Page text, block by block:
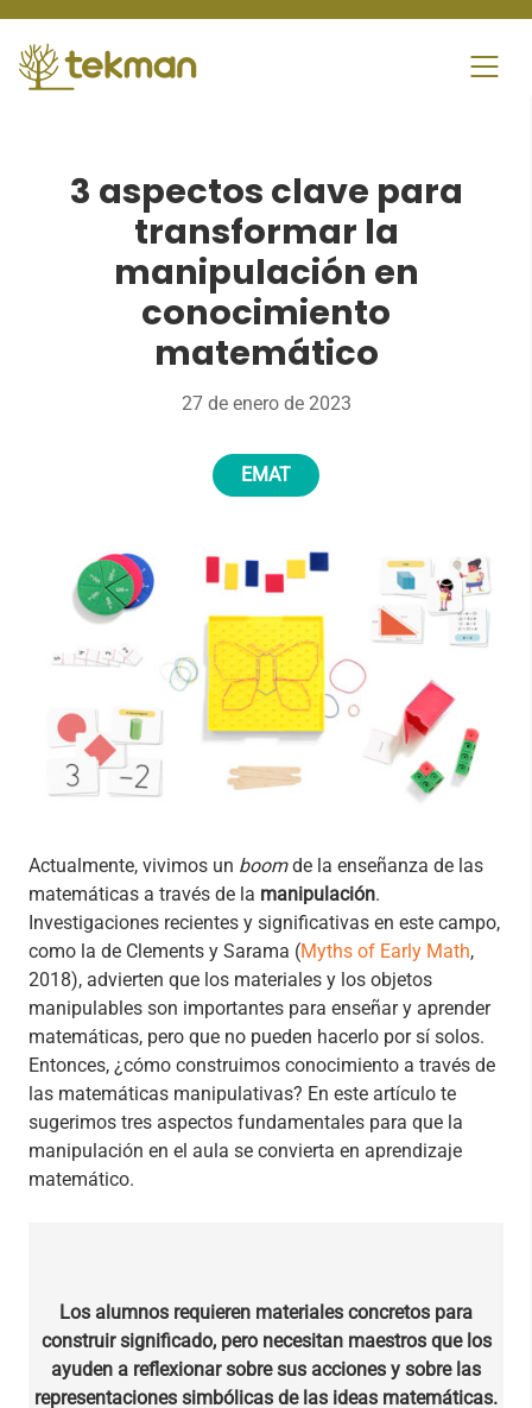
content
3 aspectos clave para
transformar la
manipulación en
conocimiento
matemático
27 de enero de 2023
EMAT
Actualmente, vivimos un boomde la enseñanza de las
matemáticas a través de la manipulación.
Investigaciones recientes y significativas en este campo,
como la de Clements y Sarama (Myths of Early Math,
2018), advierten que los materiales y los objetos
manipulables son importantes para enseñar y aprender
matemáticas, pero que no pueden hacerlo por sí solos.
Entonces, ¿cómo construimos conocimiento a través de
las matemáticas manipulativas? En este artículo te
sugerimos tres aspectos fundamentales para que la
manipulación en el aula se convierta en aprendizaje
matemático.
Los alumnos requieren materiales concretos para
construir significado, pero necesitan maestros que los
ayuden a reflexionar sobre sus acciones y sobre las
representaciones simbólicas de las ideas matemáticas.